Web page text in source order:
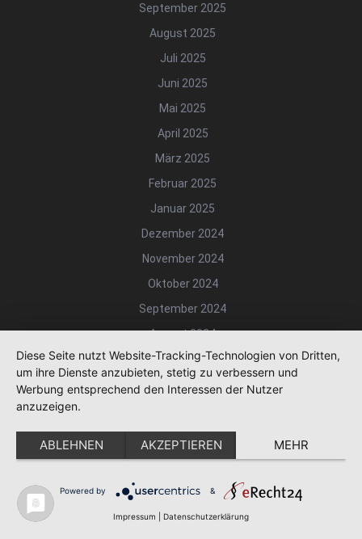
September 2025
August 2025
Juli 2025
Juni 2025
Mai 2025
April 2025
März 2025
Februar 2025
Januar 2025
Dezember 2024
November 2024
Oktober 2024
September 2024
August 2024
Juli 2024
Juni 2024
April 2024
März 2024
Februar 2024
Januar 2024
Diese Seite nutzt Website-Tracking-Technologien von Dritten,
um ihre Dienste anzubieten, stetig zu verbessern und
Werbung entsprechend den Interessen der Nutzer
anzuzeigen.
ABLEHNEN AKZEPTIEREN MEHR
Powered by &
Impressum Datenschutzerklärung